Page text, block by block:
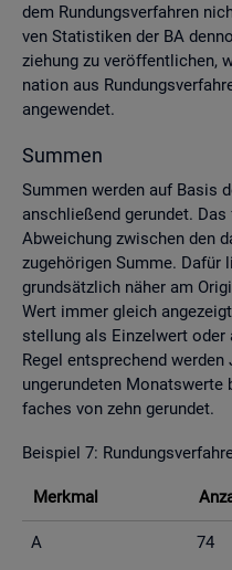
dem Run­dungs­ver­fah­ren
ven Sta­tis­ti­ken der BA
zie­hung zu ver­öf­fent­li­chen,
na­ti­on aus
an­ge­wen­det.
Sum­men
Sum­men wer­den auf Basis
an­schlie­ßend ge­run­det.
Ab­wei­chung zwi­schen den
zu­ge­hö­ri­gen Summe. Dafür
grund­sätz­lich näher am
Wert immer gleich
stel­lung als Ein­zel­wert
Regel ent­spre­chend
un­ge­run­de­ten
fa­ches von zehn ge­run­det.
Bei­spiel 7:
Merk­mal
A 74